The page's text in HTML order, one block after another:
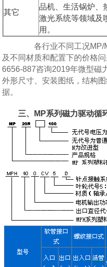
其它
品机、生活锅炉、
激光系统等领域及
用。
各行业不同工况MP/
及不同材质和配置下的价格
6656-887咨询2019年微型磁
外形尺寸、安装图纸，结构
据。
三、MP系列磁力驱动循